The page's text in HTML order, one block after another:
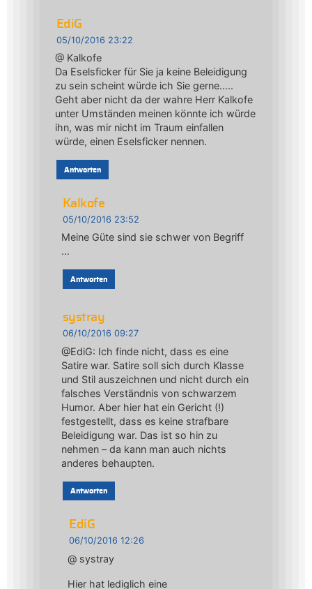
EdiG
05/10/2016 23:22
@ Kalkofe
Da Eselsficker für Sie ja keine Beleidigung
zu sein scheint würde ich Sie gerne…..
Geht aber nicht da der wahre Herr Kalkofe
unter Umständen meinen könnte ich würde
ihn, was mir nicht im Traum einfallen
würde, einen Eselsficker nennen.
Antworten
Kalkofe
05/10/2016 23:52
Meine Güte sind sie schwer von Begriff
…
Antworten
systray
06/10/2016 09:27
@EdiG: Ich finde nicht, dass es eine
Satire war. Satire soll sich durch Klasse
und Stil auszeichnen und nicht durch ein
falsches Verständnis von schwarzem
Humor. Aber hier hat ein Gericht (!)
festgestellt, dass es keine strafbare
Beleidigung war. Das ist so hin zu
nehmen – da kann man auch nichts
anderes behaupten.
Antworten
EdiG
06/10/2016 12:26
@ systray
Hier hat lediglich eine